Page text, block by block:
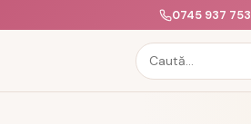
0745 937 753
Caută
produse